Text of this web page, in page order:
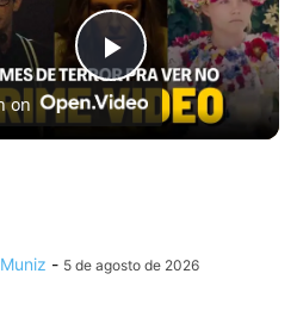
Play
Video
on
- 5 de agosto de 2026